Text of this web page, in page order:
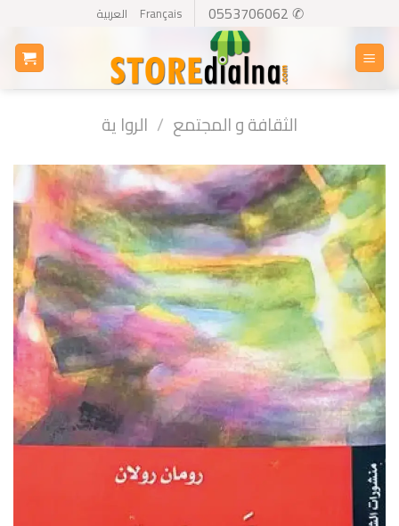
content
✆ 0553706062
Français العربية
الثقافة و المجتمع / الروا ية